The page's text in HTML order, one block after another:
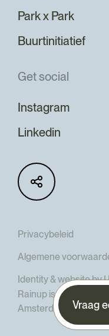
Vraag
Park x Park
Buurtinitiatief
Get social
Instagram
Linkedin
Privacybeleid
Algemene
Identity & website by
Rainup is onderdeel
Amsterdam, The